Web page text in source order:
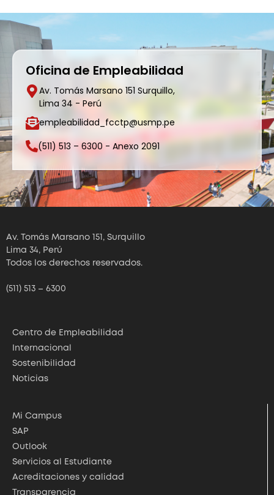
Oficina de Empleabilidad
Av. Tomás Marsano 151 Surquillo,
Lima 34 - Perú
empleabilidad_fcctp@usmp.pe
(511) 513 – 6300 - Anexo 2091
Av. Tomás Marsano 151, Surquillo
Lima 34, Perú
Todos los derechos reservados.
(511) 513 – 6300
Centro de Empleabilidad
Internacional
Sostenibilidad
Noticias
Mi Campus
SAP
Outlook
Servicios al Estudiante
Acreditaciones y calidad
Transparencia